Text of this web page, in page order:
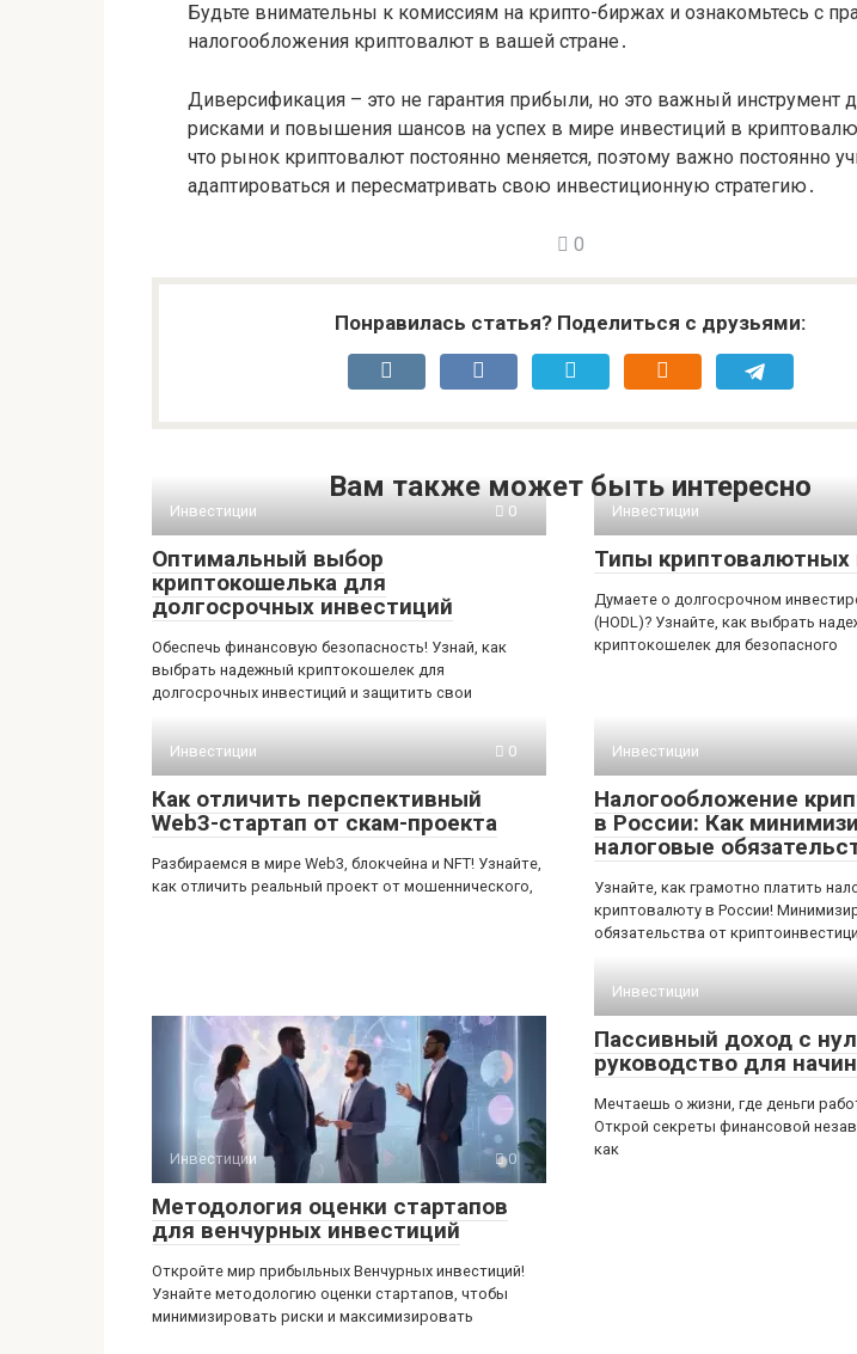
Будьте внимательны к комиссиям на крипто-биржах и ознакомьтесь с
налогообложения криптовалют в вашей стране․
Диверсификация – это не гарантия прибыли, но это важный инструмент
рисками и повышения шансов на успех в мире инвестиций в
что рынок криптовалют постоянно меняется, поэтому важно постоянно
адаптироваться и пересматривать свою инвестиционную стратегию․
0
Понравилась статья? Поделиться с друзьями:
Вам также может быть интересно
Инвестиции 0
Оптимальный выбор
криптокошелька для
долгосрочных инвестиций
Обеспечь финансовую безопасность! Узнай, как
выбрать надежный криптокошелек для
долгосрочных инвестиций и защитить свои
Инвестиции
Типы криптовалютных
Думаете о долгосрочном
(HODL)? Узнайте, как выбрать
криптокошелек для безопасного
Инвестиции 0
Как отличить перспективный
Web3-стартап от скам-проекта
Разбираемся в мире Web3, блокчейна и NFT! Узнайте,
как отличить реальный проект от мошеннического,
Инвестиции
Налогообложение
в России: Как
налоговые
Узнайте, как грамотно платить
криптовалюту в России!
обязательства от
Инвестиции 0
Методология оценки стартапов
для венчурных инвестиций
Откройте мир прибыльных Венчурных инвестиций!
Узнайте методологию оценки стартапов, чтобы
минимизировать риски и максимизировать
Инвестиции
Пассивный доход с
руководство для
Мечтаешь о жизни, где деньги
Открой секреты финансовой
как